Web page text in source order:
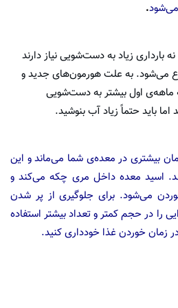
می‌شود.
بارداری زیاد به دست‌شویی نیاز دارند
می‌شود. به علت هورمون‌های جدید و
اول بیشتر به دست‌شویی
باید حتماً زیاد آب بنوشید.
بیشتری در معده‌ی شما می‌ماند و این
اسید معده داخل مری چکه می‌کند و
می‌شود. برای جلوگیری از پر شدن
را در حجم کمتر و تعداد بیشتر استفاده
زمان خوردن غذا خودداری کنید.